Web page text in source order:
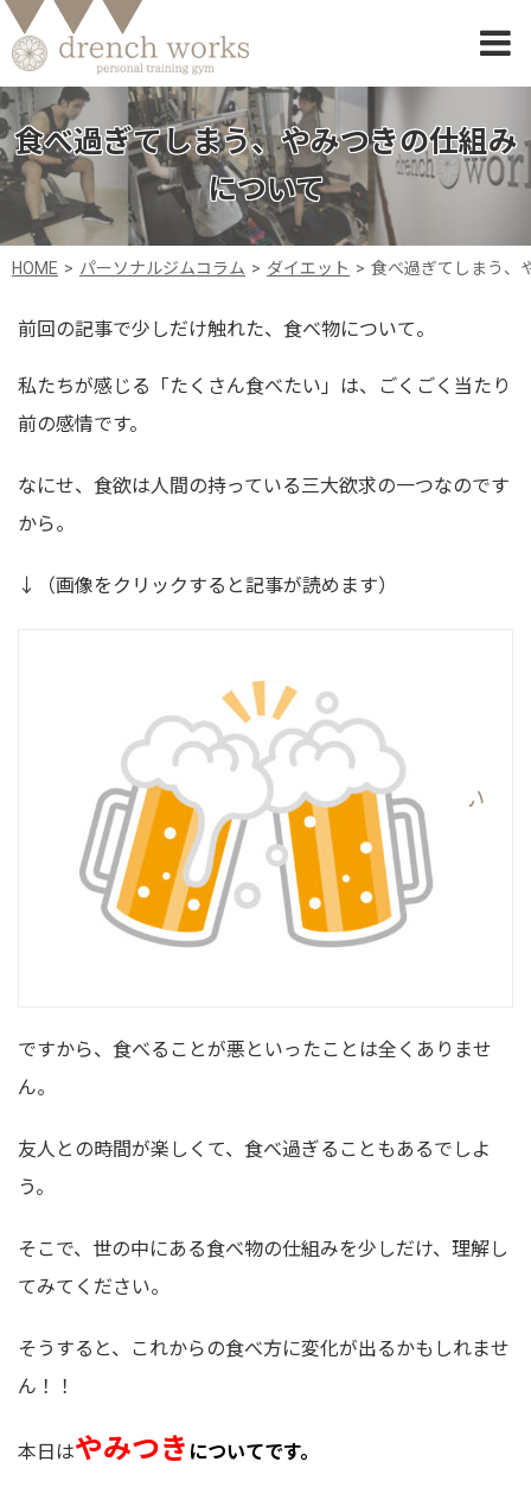
食べ過ぎてしまう、やみつきの仕組み
について
HOME パーソナルジムコラム ダイエット 食べ過ぎてしまう、
前回の記事で少しだけ触れた、食べ物について。
私たちが感じる「たくさん食べたい」は、ごくごく当たり
前の感情です。
なにせ、食欲は人間の持っている三大欲求の一つなのです
から。
↓（画像をクリックすると記事が読めます）
お酒を飲むと本当に痩せない
のか・・・
ですから、食べることが悪といったことは全くありませ
ん。
友人との時間が楽しくて、食べ過ぎることもあるでしよ
う。
そこで、世の中にある食べ物の仕組みを少しだけ、理解し
てみてください。
そうすると、これからの食べ方に変化が出るかもしれませ
ん！！
本日はやみつき についてです。